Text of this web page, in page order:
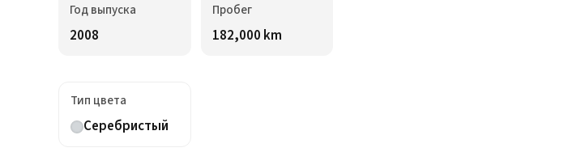
Год выпуска
2008
Пробег
182,000 km
Тип цвета
Серебристый